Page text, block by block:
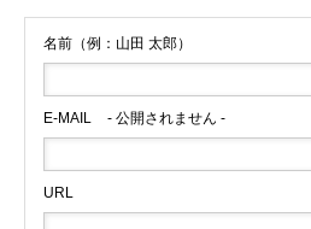
名前（例：山田 太郎）
E-MAIL - 公開されません -
URL